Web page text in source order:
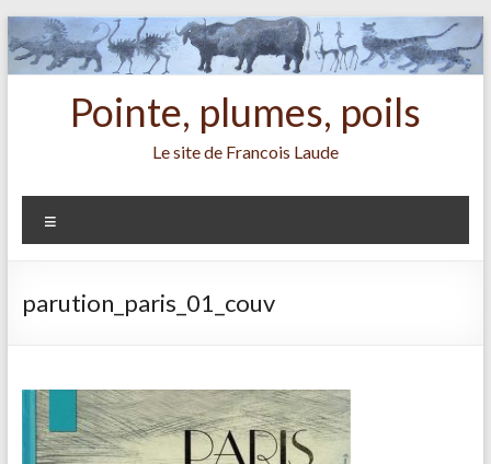
Aller
au
contenu
Pointe, plumes, poils
Le site de Francois Laude
parution_paris_01_couv